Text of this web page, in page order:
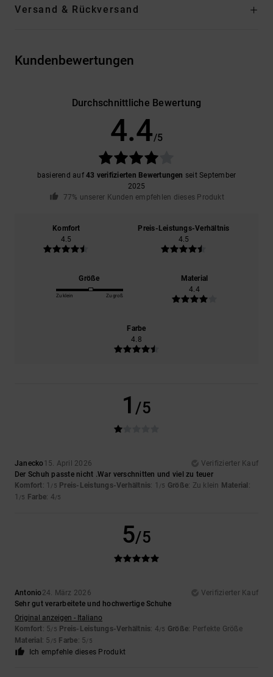
Versand & Rückversand
Kundenbewertungen
Durchschnittliche Bewertung
4.4/5
basierend auf43 verifizierten Bewertungen seit September
2025
77% unserer Kunden empfehlen dieses Produkt
Komfort
4.5
Preis-Leistungs-Verhältnis
4.5
Größe
Zu klein Zu groß
Material
4.4
Farbe
4.8
1 /5
Janecko15. April 2026
Verifizierter Kauf
Der Schuh passte nicht .War verschnitten und viel zu teuer
Komfort: 1 /5 Preis-Leistungs-Verhältnis: 1 /5 Größe: Zu klein Material :
1 /5 Farbe: 4/5
5/5
Antonio24. März 2026
Verifizierter Kauf
Sehr gut verarbeitete und hochwertige Schuhe
Original anzeigen - Italiano
Komfort: 5/5 Preis-Leistungs-Verhältnis: 4/5 Größe: Perfekte Größe
Material : 5 /5 Farbe: 5/5
Ich empfehle dieses Produkt